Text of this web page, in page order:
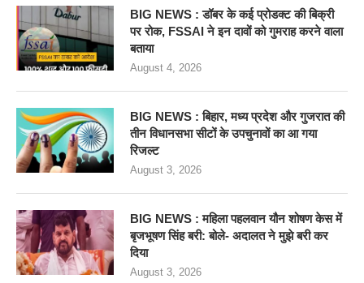
BIG NEWS : डॉबर के कई प्रोडक्ट की बिक्री
पर रोक, FSSAI ने इन दावों को गुमराह करने वाला
बताया
August 4, 2026
BIG NEWS : बिहार, मध्य प्रदेश और गुजरात की
तीन विधानसभा सीटों के उपचुनावों का आ गया
रिजल्ट
August 3, 2026
BIG NEWS : महिला पहलवान यौन शोषण केस में
बृजभूषण सिंह बरी: बोले- अदालत ने मुझे बरी कर
दिया
August 3, 2026